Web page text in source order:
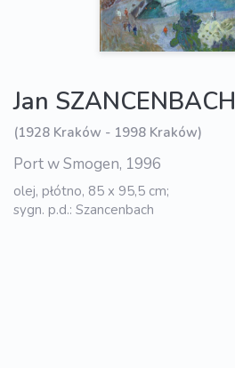
Jan SZANCENBACH
(1928 Kraków - 1998 Kraków)
Port w Smogen, 1996
olej, płótno, 85 x 95,5 cm;
sygn. p.d.: Szancenbach